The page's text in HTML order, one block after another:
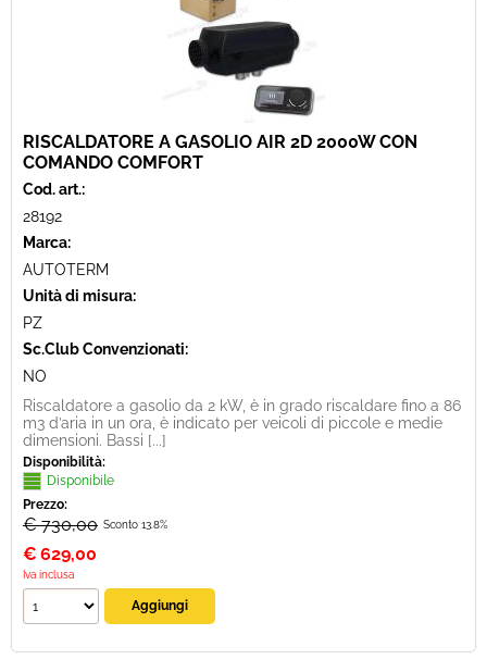
RISCALDATORE A GASOLIO AIR 2D 2000W CON
COMANDO COMFORT
Cod. art.:
28192
Marca:
AUTOTERM
Unità di misura:
PZ
Sc.Club Convenzionati:
NO
Riscaldatore a gasolio da 2 kW, è in grado riscaldare fino a 86
m3 d’aria in un ora, è indicato per veicoli di piccole e medie
dimensioni. Bassi [...]
Disponibilità:
Disponibile
Prezzo:
€ 730,00 Sconto 13.8%
€ 629,00
Iva inclusa